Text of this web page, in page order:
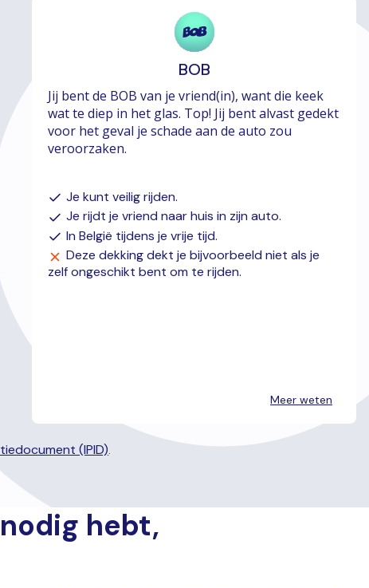
BOB
Jij bent de BOB van je vriend(in), want die keek
wat te diep in het glas. Top! Jij bent alvast gedekt
voor het geval je schade aan de auto zou
veroorzaken.
Je kunt veilig rijden.
Je rijdt je vriend naar huis in zijn auto.
In België tijdens je vrije tijd.
Deze dekking dekt je bijvoorbeeld niet als je
zelf ongeschikt bent om te rijden.
Meer weten
(IPID).
hebt,